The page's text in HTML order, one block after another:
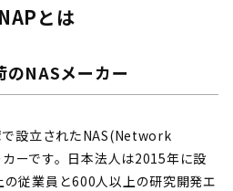
とは
NASメーカー
設立されたNAS(Network
ーです。日本法人は2015年に設
従業員と600人以上の研究開発エ